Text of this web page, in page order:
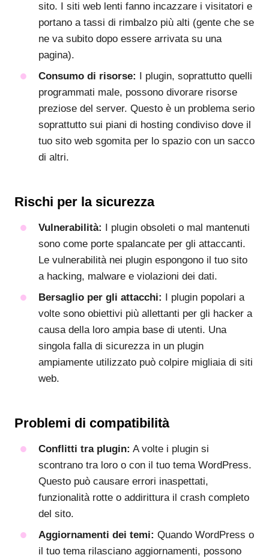
sito. I siti web lenti fanno incazzare i visitatori e
portano a tassi di rimbalzo più alti (gente che se
ne va subito dopo essere arrivata su una
pagina).
Consumo di risorse: I plugin, soprattutto quelli
programmati male, possono divorare risorse
preziose del server. Questo è un problema serio
soprattutto sui piani di hosting condiviso dove il
tuo sito web sgomita per lo spazio con un sacco
di altri.
Rischi per la sicurezza
Vulnerabilità: I plugin obsoleti o mal mantenuti
sono come porte spalancate per gli attaccanti.
Le vulnerabilità nei plugin espongono il tuo sito
a hacking, malware e violazioni dei dati.
Bersaglio per gli attacchi: I plugin popolari a
volte sono obiettivi più allettanti per gli hacker a
causa della loro ampia base di utenti. Una
singola falla di sicurezza in un plugin
ampiamente utilizzato può colpire migliaia di siti
web.
Problemi di compatibilità
Conflitti tra plugin: A volte i plugin si
scontrano tra loro o con il tuo tema WordPress.
Questo può causare errori inaspettati,
funzionalità rotte o addirittura il crash completo
del sito.
Aggiornamenti dei temi: Quando WordPress o
il tuo tema rilasciano aggiornamenti, possono